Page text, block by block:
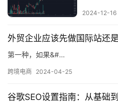
资
建
站
A
2024-12-16
外贸企业应该先做国际站还是
第一种，如果&#…
跨境电商 2024-04-25
谷歌SEO设置指南：从基础